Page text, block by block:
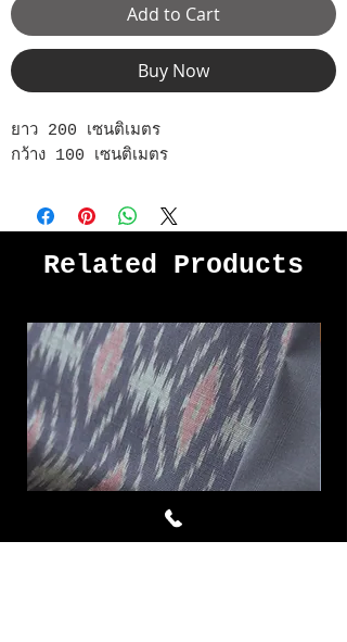
Add to Cart
Buy Now
ยาว 200 เซนติเมตร
กว้าง 100 เซนติเมตร
Related Products